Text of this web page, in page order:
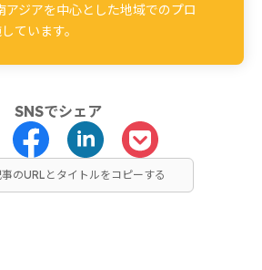
アジアを中心とした地域でのプロ
ています。
SNSでシェア
事のURLとタイトルをコピーする